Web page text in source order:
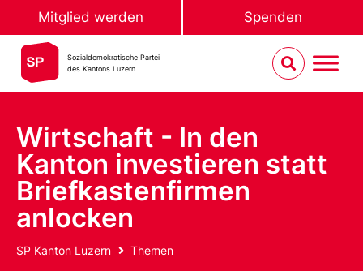
Mitglied werden Spenden
Sozialdemokratische Partei
des Kantons Luzern
Wirtschaft - In den
Kanton investieren statt
Briefkastenfirmen
anlocken
SP Kanton Luzern Themen